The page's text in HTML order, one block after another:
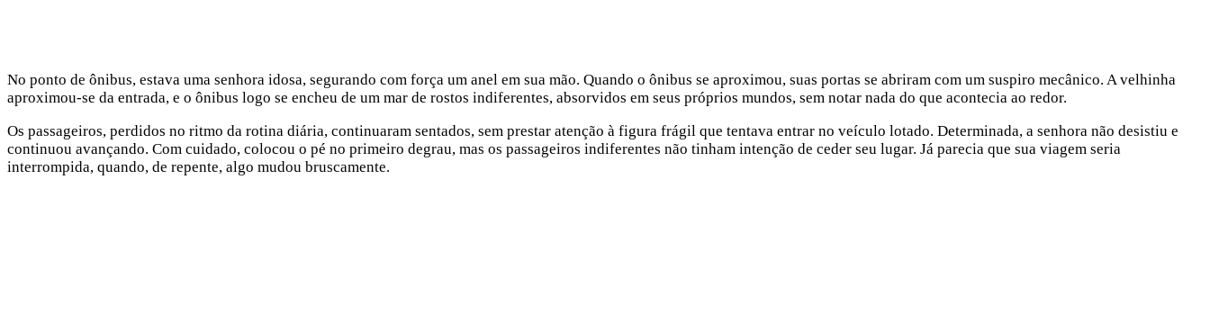
No ponto de ônibus, estava uma senhora idosa, segurando com força um anel em sua mão. Quando o ônibus se aproximou, suas portas se abriram com um suspiro mecânico. A velhinha
aproximou-se da entrada, e o ônibus logo se encheu de um mar de rostos indiferentes, absorvidos em seus próprios mundos, sem notar nada do que acontecia ao redor.
Os passageiros, perdidos no ritmo da rotina diária, continuaram sentados, sem prestar atenção à figura frágil que tentava entrar no veículo lotado. Determinada, a senhora não desistiu e
continuou avançando. Com cuidado, colocou o pé no primeiro degrau, mas os passageiros indiferentes não tinham intenção de ceder seu lugar. Já parecia que sua viagem seria
interrompida, quando, de repente, algo mudou bruscamente.